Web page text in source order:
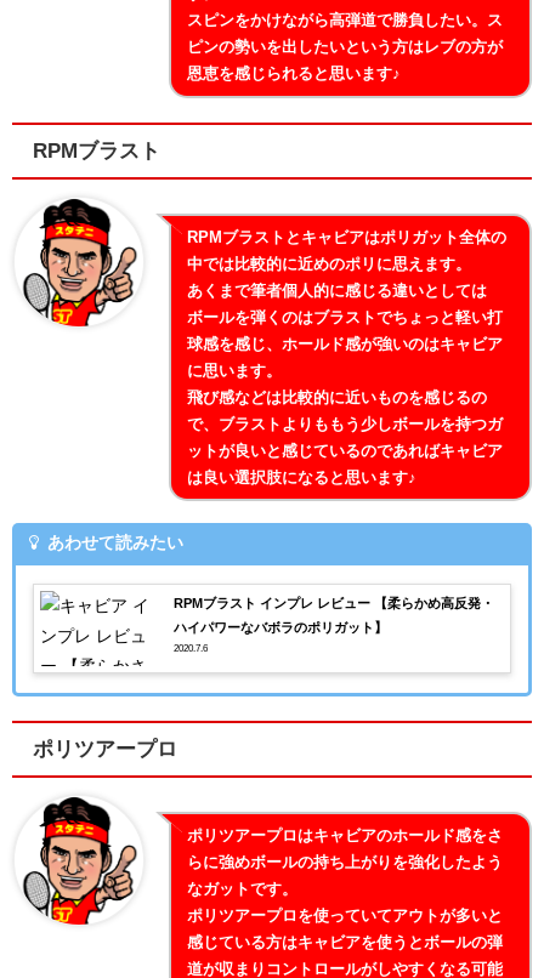
スピンをかけながら高弾道で勝負したい。ス
ピンの勢いを出したいという方はレブの方が
恩恵を感じられると思います♪
RPMブラスト
RPMブラストとキャビアはポリガット全体の
中では比較的に近めのポリに思えます。
あくまで筆者個人的に感じる違いとしては
ボールを弾くのはブラストでちょっと軽い打
球感を感じ、ホールド感が強いのはキャビア
に思います。
飛び感などは比較的に近いものを感じるの
で、ブラストよりももう少しボールを持つガ
ットが良いと感じているのであればキャビア
は良い選択肢になると思います♪
あわせて読みたい
RPMブラスト インプレ レビュー 【柔らかめ高反発・
ハイパワーなバボラのポリガット】
2020.7.6
ポリツアープロ
ポリツアープロはキャビアのホールド感をさ
らに強めボールの持ち上がりを強化したよう
なガットです。
ポリツアープロを使っていてアウトが多いと
感じている方はキャビアを使うとボールの弾
道が収まりコントロールがしやすくなる可能